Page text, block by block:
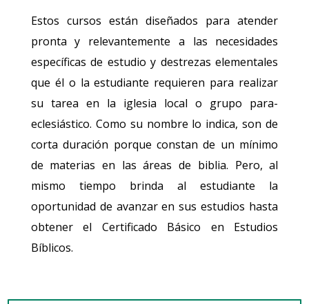
Estos cursos están diseñados para atender
pronta y relevantemente a las necesidades
específicas de estudio y destrezas elementales
que él o la estudiante requieren para realizar
su tarea en la iglesia local o grupo para-
eclesiástico. Como su nombre lo indica, son de
corta duración porque constan de un mínimo
de materias en las áreas de biblia. Pero, al
mismo tiempo brinda al estudiante la
oportunidad de avanzar en sus estudios hasta
obtener el Certificado Básico en Estudios
Bíblicos.